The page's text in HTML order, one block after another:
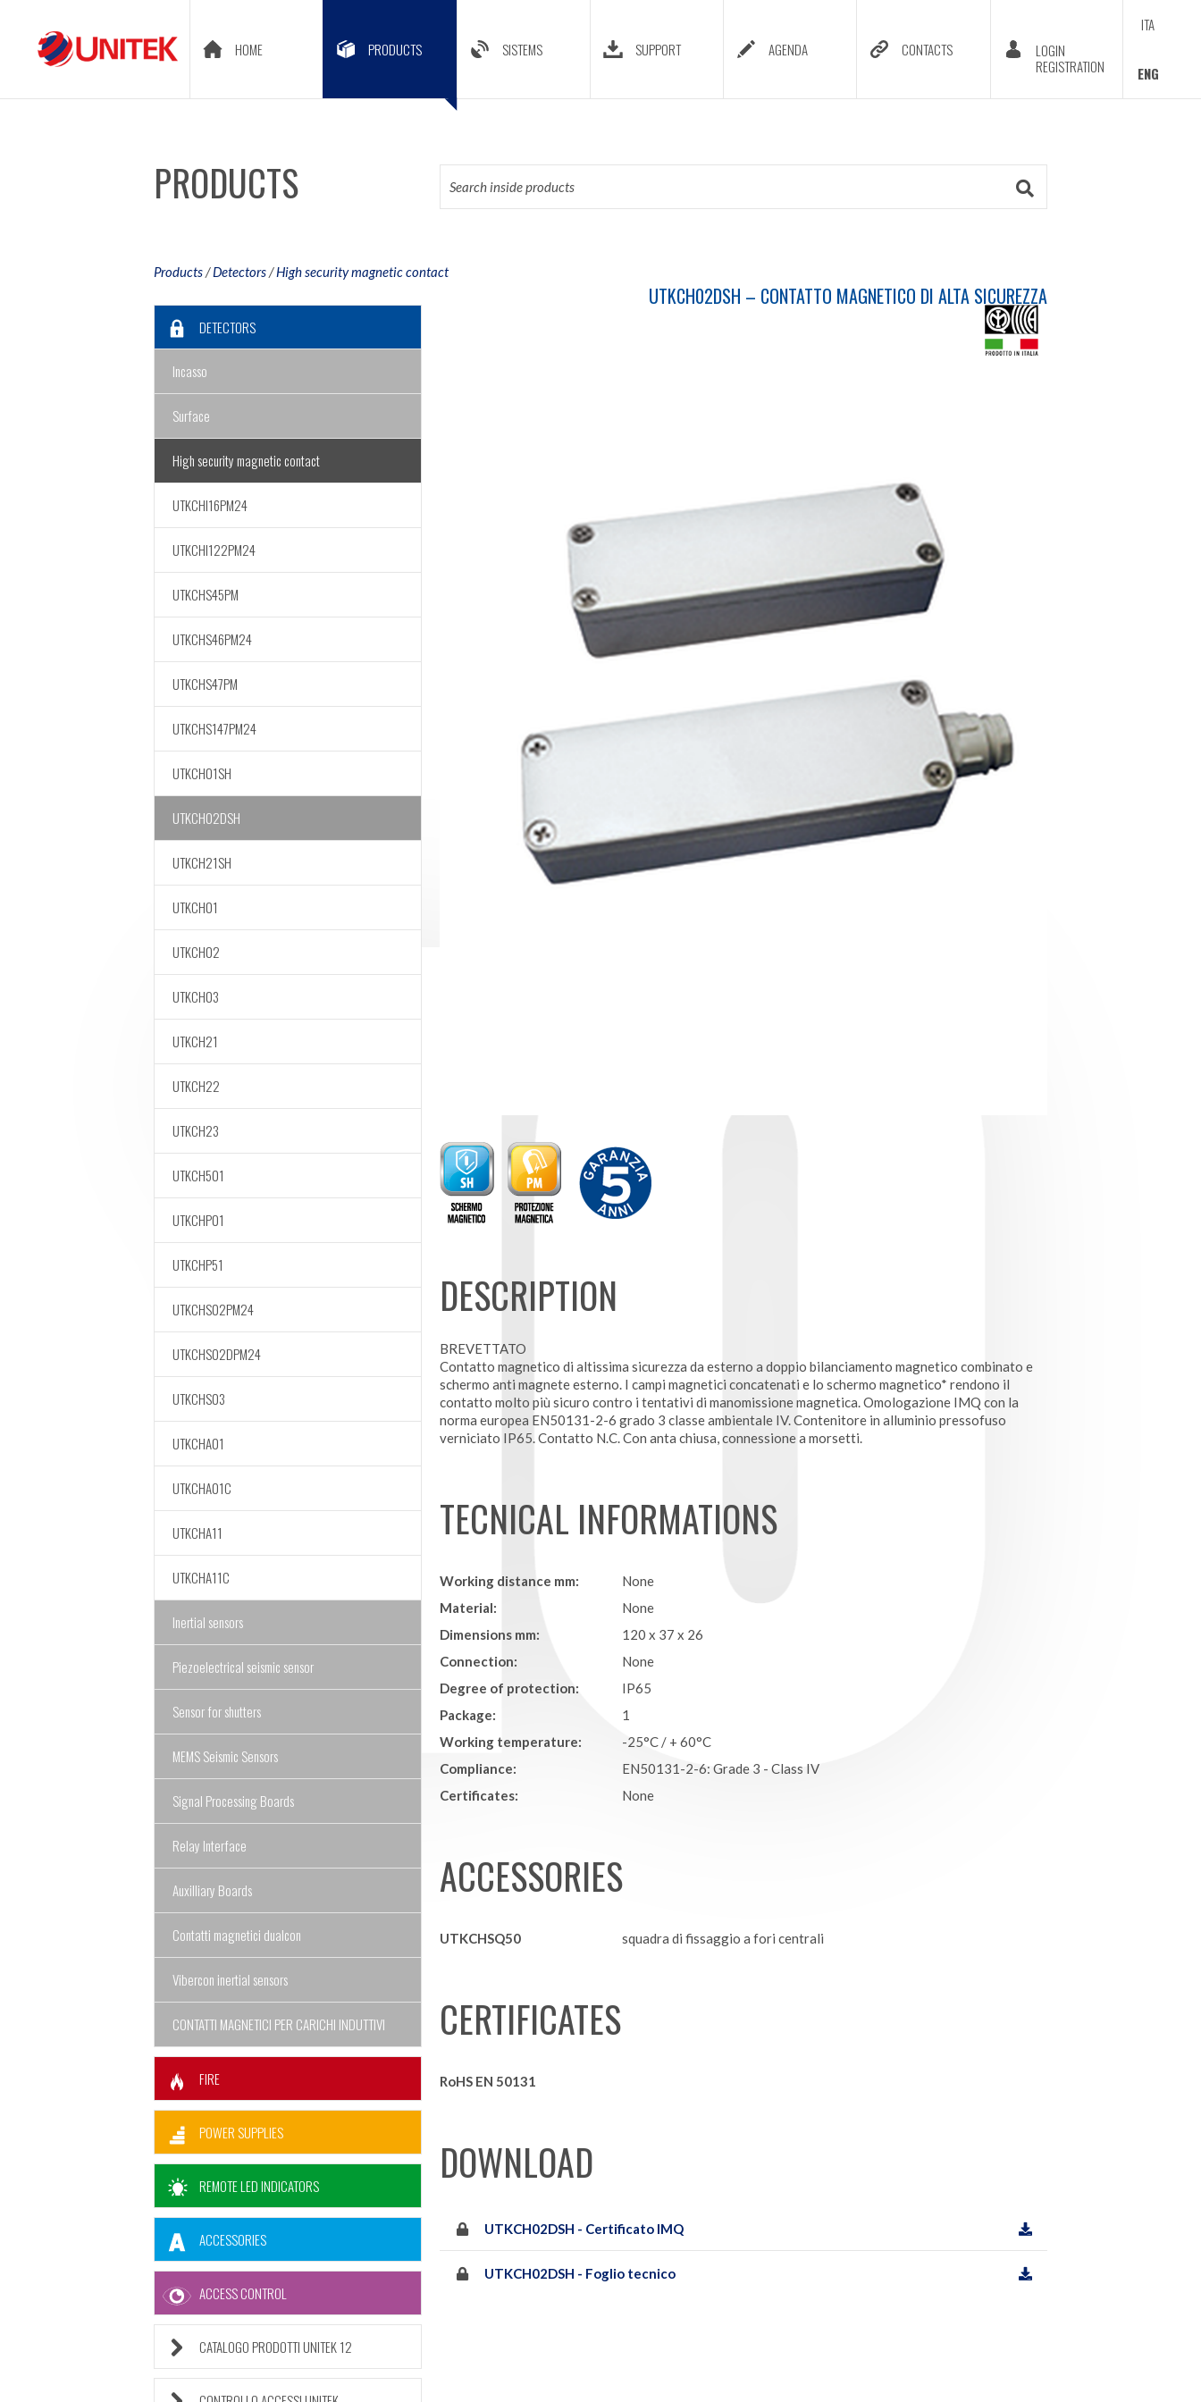
HOME PRODUCTS SISTEMS SUPPORT AGENDA CONTACTS
LOGIN
REGISTRATION
ITA
ENG
PRODUCTS
Products/Detectors/High security magnetic contact
UTKCH02DSH – CONTATTO MAGNETICO DI ALTA SICUREZZA
DESCRIPTION
BREVETTATO
Contatto magnetico di altissima sicurezza da esterno a doppio bilanciamento magnetico combinato e
schermo anti magnete esterno. I campi magnetici concatenati e lo schermo magnetico* rendono il
contatto molto più sicuro contro i tentativi di manomissione magnetica. Omologazione IMQ con la
norma europea EN50131-2-6 grado 3 classe ambientale IV. Contenitore in alluminio pressofuso
verniciato IP65. Contatto N.C. Con anta chiusa, connessione a morsetti.
TECNICAL INFORMATIONS
Working distance mm:
None
Material:
None
Dimensions mm:
120 x 37 x 26
Connection:
None
Degree of protection:
IP65
Package:
1
Working temperature:
-25°C / + 60°C
Compliance:
EN50131-2-6: Grade 3 - Class IV
Certificates:
None
ACCESSORIES
UTKCHSQ50 squadra di fissaggio a fori centrali
CERTIFICATES
RoHS EN 50131
DOWNLOAD
UTKCH02DSH - Certificato IMQ
UTKCH02DSH - Foglio tecnico
DETECTORS
Incasso
Surface
High security magnetic contact
UTKCHI16PM24
UTKCHI122PM24
UTKCHS45PM
UTKCHS46PM24
UTKCHS47PM
UTKCHS147PM24
UTKCH01SH
UTKCH02DSH
UTKCH21SH
UTKCH01
UTKCH02
UTKCH03
UTKCH21
UTKCH22
UTKCH23
UTKCH501
UTKCHP01
UTKCHP51
UTKCHS02PM24
UTKCHS02DPM24
UTKCHS03
UTKCHA01
UTKCHA01C
UTKCHA11
UTKCHA11C
Inertial sensors
Piezoelectrical seismic sensor
Sensor for shutters
MEMS Seismic Sensors
Signal Processing Boards
Relay Interface
Auxilliary Boards
Contatti magnetici dualcon
Vibercon inertial sensors
CONTATTI MAGNETICI PER CARICHI INDUTTIVI
FIRE
POWER SUPPLIES
REMOTE LED INDICATORS
ACCESSORIES
ACCESS CONTROL
CATALOGO PRODOTTI UNITEK 12